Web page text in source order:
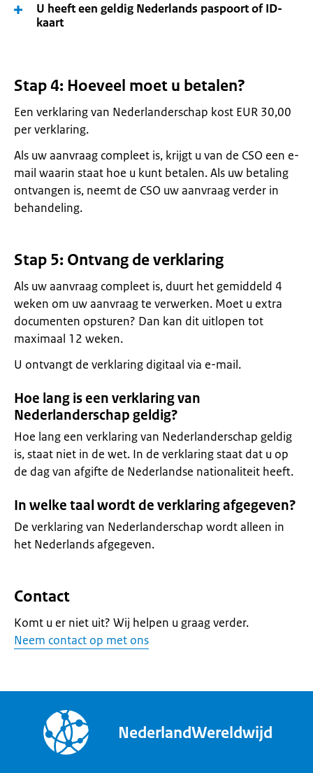
U heeft een geldig Nederlands paspoort of ID-
kaart
Stap 4: Hoeveel moet u betalen?
Een verklaring van Nederlanderschap kost EUR 30,00
per verklaring.
Als uw aanvraag compleet is, krijgt u van de CSO een e-
mail waarin staat hoe u kunt betalen. Als uw betaling
ontvangen is, neemt de CSO uw aanvraag verder in
behandeling.
Stap 5: Ontvang de verklaring
Als uw aanvraag compleet is, duurt het gemiddeld 4
weken om uw aanvraag te verwerken. Moet u extra
documenten opsturen? Dan kan dit uitlopen tot
maximaal 12 weken.
U ontvangt de verklaring digitaal via e-mail.
Hoe lang is een verklaring van
Nederlanderschap geldig?
Hoe lang een verklaring van Nederlanderschap geldig
is, staat niet in de wet. In de verklaring staat dat u op
de dag van afgifte de Nederlandse nationaliteit heeft.
In welke taal wordt de verklaring afgegeven?
De verklaring van Nederlanderschap wordt alleen in
het Nederlands afgegeven.
Contact
Komt u er niet uit? Wij helpen u graag verder.
Neem contact op met ons
NederlandWereldwijd